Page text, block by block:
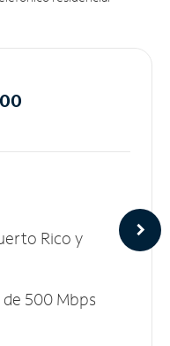
Rico y
500 Mbps